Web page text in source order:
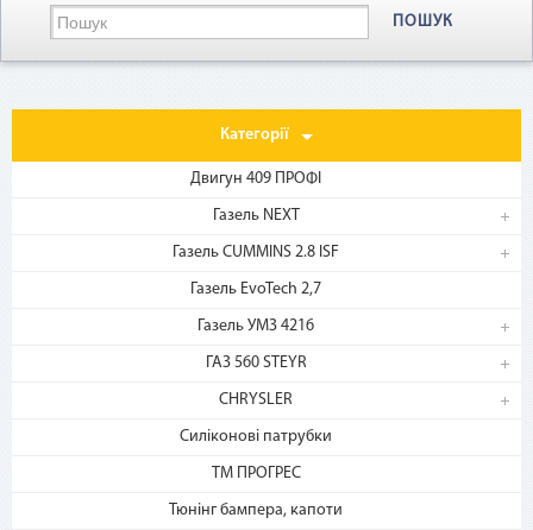
ПОШУК
Категорії
Двигун 409 ПРОФІ
Газель NEXT
Газель CUMMINS 2.8 ISF
Газель EvoTech 2,7
Газель УМЗ 4216
ГАЗ 560 STEYR
CHRYSLER
Силіконові патрубки
ТМ ПРОГРЕС
Тюнінг бампера, капоти
1. Выберите товар